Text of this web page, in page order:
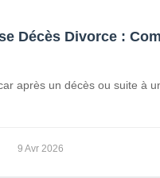
Décès Divorce :
après un décès ou suite à
9 Avr 2026